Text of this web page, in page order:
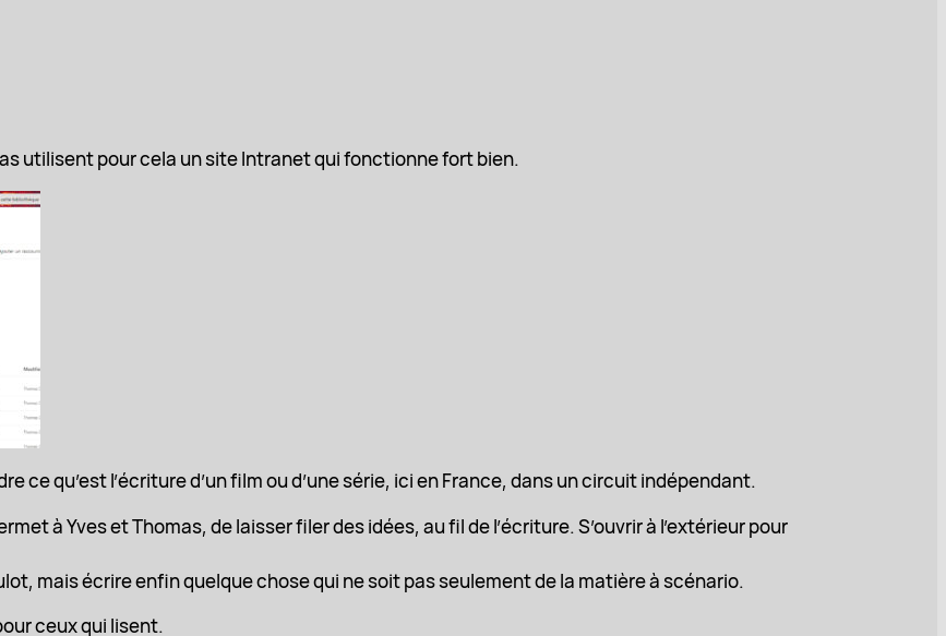
utilisent pour cela un site Intranet qui fonctionne fort bien.
ce qu’est l’écriture d’un film ou d’une série, ici en France, dans un circuit indépendant.
à Yves et Thomas, de laisser filer des idées, au fil de l’écriture. S’ouvrir à l’extérieur pour
mais écrire enfin quelque chose qui ne soit pas seulement de la matière à scénario.
ceux qui lisent.